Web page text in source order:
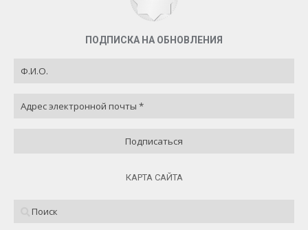
ПОДПИСКА НА ОБНОВЛЕНИЯ
КАРТА САЙТА